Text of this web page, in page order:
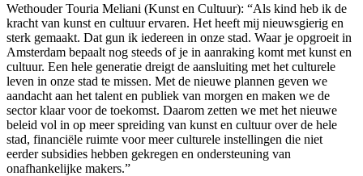
Wethouder Touria Meliani (Kunst en Cultuur): “Als kind heb ik de
kracht van kunst en cultuur ervaren. Het heeft mij nieuwsgierig en
sterk gemaakt. Dat gun ik iedereen in onze stad. Waar je opgroeit in
Amsterdam bepaalt nog steeds of je in aanraking komt met kunst en
cultuur. Een hele generatie dreigt de aansluiting met het culturele
leven in onze stad te missen. Met de nieuwe plannen geven we
aandacht aan het talent en publiek van morgen en maken we de
sector klaar voor de toekomst. Daarom zetten we met het nieuwe
beleid vol in op meer spreiding van kunst en cultuur over de hele
stad, financiële ruimte voor meer culturele instellingen die niet
eerder subsidies hebben gekregen en ondersteuning van
onafhankelijke makers.”